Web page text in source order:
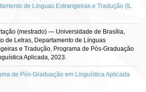
de Línguas Estrangeiras e Tradução (IL
(mestrado) — Universidade de Brasília,
de Letras, Departamento de Línguas
e Tradução, Programa de Pós-Graduação
Aplicada, 2023.
de Pós-Graduação em Linguística Aplicada